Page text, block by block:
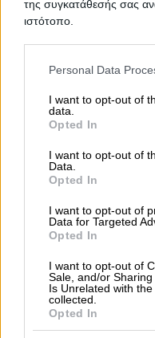
της συγκατάθεσής σας
ιστότοπο.
Please note that this
and may gather and
to Google and its third-
purposes in below
Personal Data
I want to opt-out of
data.
Opted In
I want to opt-out of
Data.
Opted In
I want to opt-out of
Data for Targeted
Opted In
I want to opt-out of
Sale, and/or
Is Unrelated with
collected.
Opted In
Ωράριο
Περιοχές που
Ιανουάριος
Μάρτιος
Απρίλιος
Μάιος
Ιούνιος